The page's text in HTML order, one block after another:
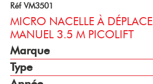
Réf VM3501
MICRO NACELLE À
MANUEL 3.5 M PICOLIFT
Marque
Type